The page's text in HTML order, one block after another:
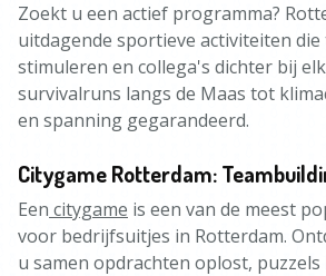
Zoekt u een actief programma?
uitdagende sportieve activiteiten
stimuleren en collega's dichter bij
survivalruns langs de Maas tot
en spanning gegarandeerd.
Citygame Rotterdam:
Een citygame is een van de meest
voor bedrijfsuitjes in Rotterdam.
u samen opdrachten oplost,